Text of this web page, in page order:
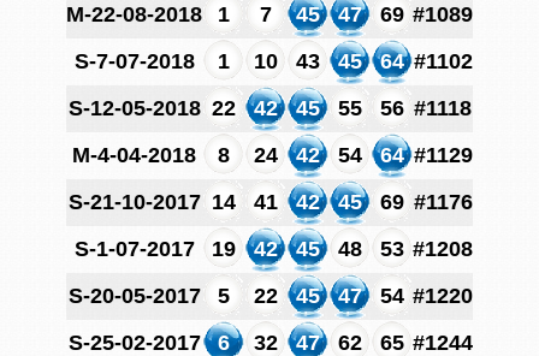
M-22-08-2018
1 7 45 47 69 #1089
S-7-07-2018
1 10 43 45 64 #1102
S-12-05-2018 22 42 45 55 56 #1118
M-4-04-2018
8 24 42 54 64 #1129
S-21-10-2017 14 41 42 45 69 #1176
S-1-07-2017
19 42 45 48 53 #1208
S-20-05-2017
5 22 45 47 54 #1220
S-25-02-2017
6 32 47 62 65 #1244